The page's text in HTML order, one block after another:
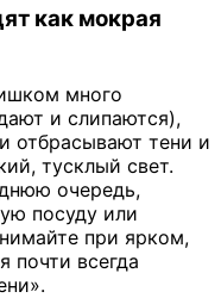
как мокрая
много
и слипаются),
отбрасывают тени и
тусклый свет.
очередь,
посуду или
при ярком,
почти всегда